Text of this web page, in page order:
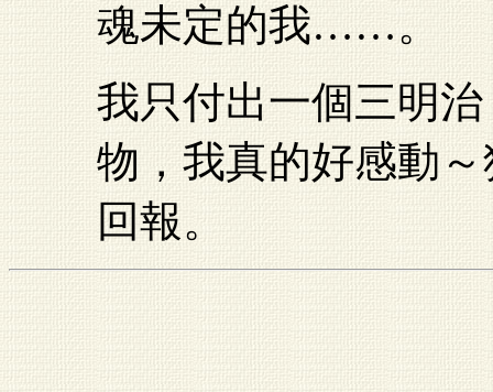
魂未定的我……。
我只付出一個三明
物，我真的好感動
回報。